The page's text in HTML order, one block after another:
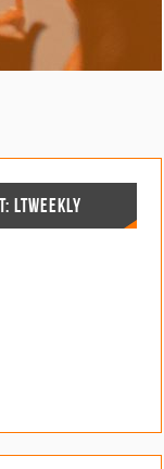
LTWEEKLY